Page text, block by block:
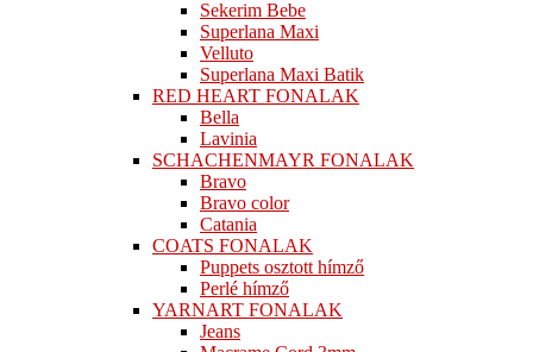
Sekerim Bebe
Superlana Maxi
Velluto
Superlana Maxi Batik
RED HEART FONALAK
Bella
Lavinia
SCHACHENMAYR FONALAK
Bravo
Bravo color
Catania
COATS FONALAK
Puppets osztott hímző
Perlé hímző
YARNART FONALAK
Jeans